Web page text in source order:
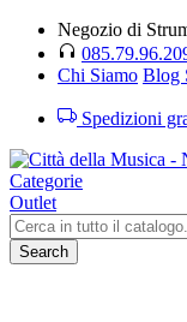
Negozio di
Chi Siamo Blog
Spedizioni
Categorie
Outlet
Search